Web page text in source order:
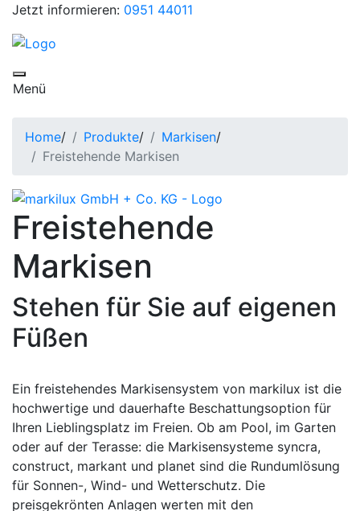
Jetzt informieren: 0951 44011
Toggle navigation
Menü
Home/ Produkte/ Markisen/
Freistehende Markisen
Freistehende
Markisen
Stehen für Sie auf eigenen
Füßen
Ein freistehendes Markisensystem von markilux ist die
hochwertige und dauerhafte Beschattungsoption für
Ihren Lieblingsplatz im Freien. Ob am Pool, im Garten
oder auf der Terasse: die Markisensysteme syncra,
construct, markant und planet sind die Rundumlösung
für Sonnen-, Wind- und Wetterschutz. Die
preisgekrönten Anlagen werten mit den